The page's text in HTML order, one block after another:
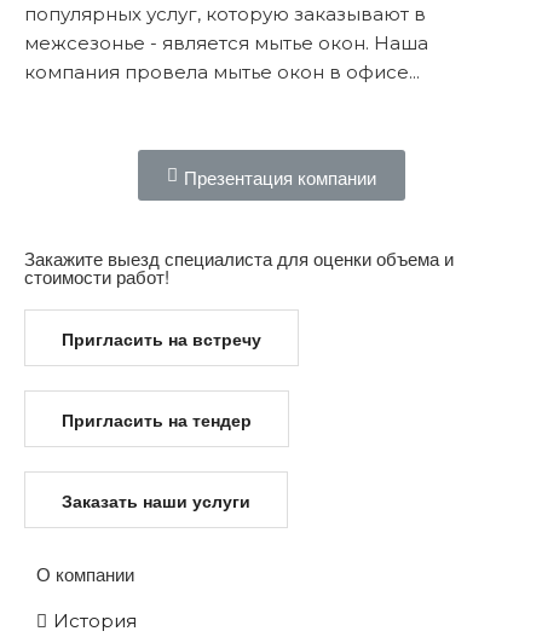
популярных услуг, которую заказывают в
межсезонье - является мытье окон. Наша
компания провела мытье окон в офисе...
Презентация компании
Закажите выезд специалиста для оценки объема и
стоимости работ!
Пригласить на встречу
Пригласить на тендер
Заказать наши услуги
О компании
История